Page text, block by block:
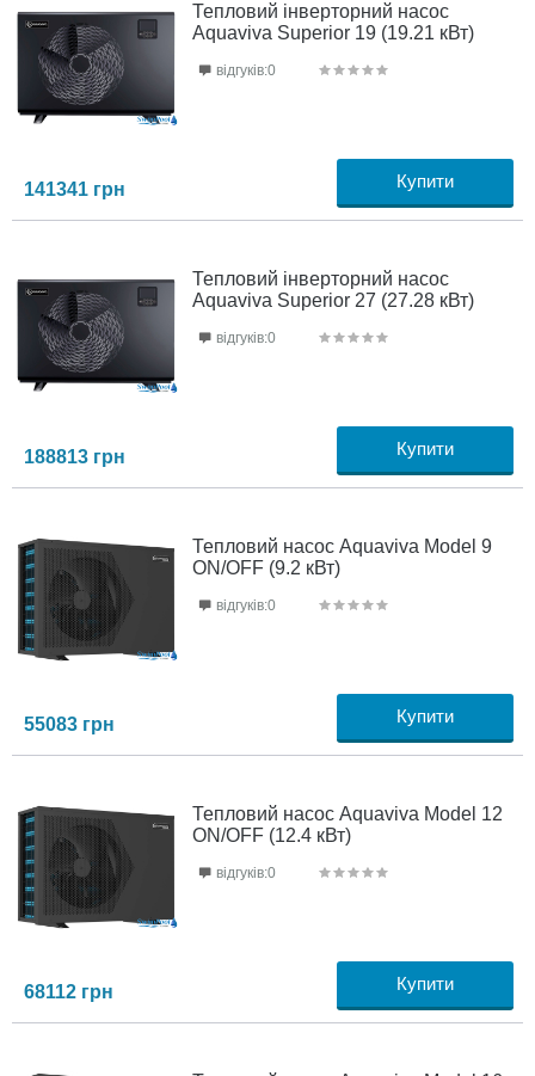
Тепловий інверторний насос
Aquaviva Superior 19 (19.21 кВт)
141341 грн Купити
відгуків:0
Тепловий інверторний насос
Aquaviva Superior 27 (27.28 кВт)
188813 грн Купити
відгуків:0
Тепловий насос Aquaviva Model 9
ON/OFF (9.2 кВт)
55083 грн Купити
відгуків:0
Тепловий насос Aquaviva Model 12
ON/OFF (12.4 кВт)
68112 грн Купити
відгуків:0